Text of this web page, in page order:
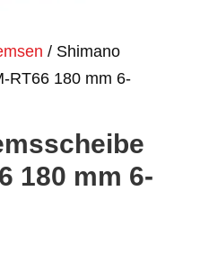
/ Shimano
RT66 180 mm 6-
180 mm 6-